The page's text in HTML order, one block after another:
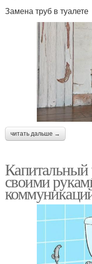
Замена труб в туалете
читать дальше →
Капитальный
своими